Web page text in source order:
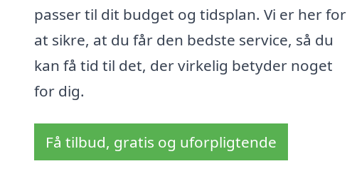
passer til dit budget og tidsplan. Vi er her for
at sikre, at du får den bedste service, så du
kan få tid til det, der virkelig betyder noget
for dig.
Få tilbud, gratis og uforpligtende